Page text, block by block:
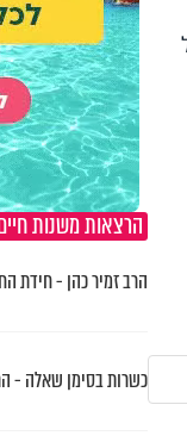
הרצאות משנות
הרב זמיר כהן - חידת
כשרות בסימן שאלה -